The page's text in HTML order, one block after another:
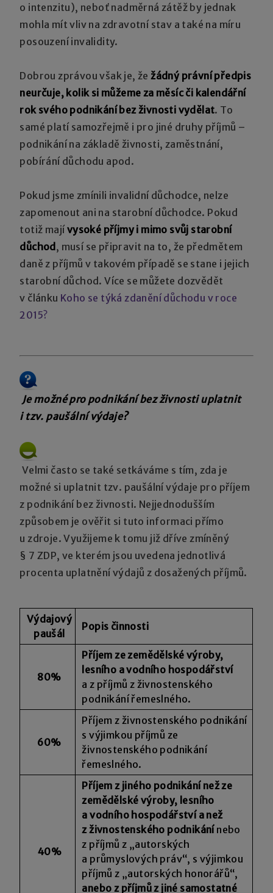
o intenzitu), neboť nadměrná zátěž by jednak
mohla mít vliv na zdravotní stav a také na míru
posouzení invalidity.
Dobrou zprávou však je, žežádný právní předpis
neurčuje, kolik si můžeme za měsíc či kalendářní
rok svého podnikání bez živnosti vydělat. To
samé platí samozřejmě i pro jiné druhy příjmů –
podnikání na základě živnosti, zaměstnání,
pobírání důchodu apod.
Pokud jsme zmínili invalidní důchodce, nelze
zapomenout ani na starobní důchodce. Pokud
totiž mají vysoké příjmy i mimo svůj starobní
důchod, musí se připravit na to, že předmětem
daně z příjmů v takovém případě se stane i jejich
starobní důchod. Více se můžete dozvědět
v článku Koho se týká zdanění důchodu v roce
2015?
Je možné pro podnikání bez živnosti uplatnit
i tzv. paušální výdaje?
Velmi často se také setkáváme s tím, zda je
možné si uplatnit tzv. paušální výdaje pro příjem
z podnikání bez živnosti. Nejjednodušším
způsobem je ověřit si tuto informaci přímo
u zdroje. Využijeme k tomu již dříve zmíněný
§ 7 ZDP, ve kterém jsou uvedena jednotlivá
procenta uplatnění výdajů z dosažených příjmů.
Výdajový
paušál
Popis činnosti
80%
Příjem ze zemědělské výroby,
lesního a vodního hospodářství
a z příjmů z živnostenského
podnikání řemeslného.
60%
Příjem z živnostenského podnikání
s výjimkou příjmů ze
živnostenského podnikání
řemeslného.
40%
Příjem z jiného podnikání než ze
zemědělské výroby, lesního
a vodního hospodářství a než
z živnostenského podnikánínebo
z příjmů z „autorských
a průmyslových práv“, s výjimkou
příjmů z „autorských honorářů“,
anebo z příjmů z jiné samostatné